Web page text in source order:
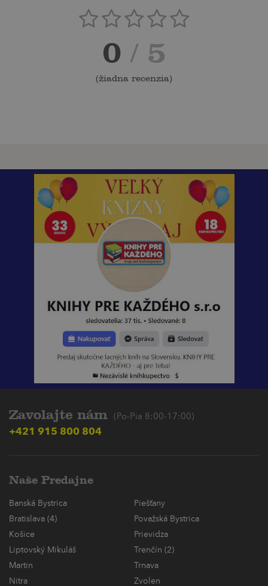
0 / 5
(žiadna recenzia)
Zavolajte nám (Po-Pia 8:00-17:00)
+421 915 800 804
Naše Predajne
Banská Bystrica
Piešťany
Bratislava (4)
Považská Bystrica
Košice
Prievidza
Liptovský Mikuláš
Trenčín (2)
Martin
Trnava
Nitra
Zvolen